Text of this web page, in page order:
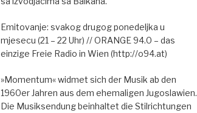
Emitovanje: svakog drugog ponedeljka u
mjesecu (21 – 22 Uhr) // ORANGE 94.0 – das
einzige Freie Radio in Wien (http://o94.at)
»Momentum« widmet sich der Musik ab den
1960er Jahren aus dem ehemaligen Jugoslawien.
Die Musiksendung beinhaltet die Stilrichtungen